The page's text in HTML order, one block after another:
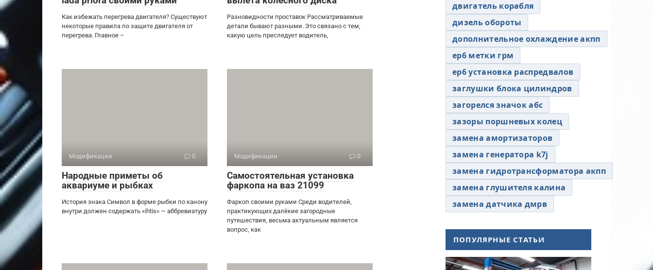
Как избежать перегрева двигателя? Существуют
некоторые правила по защите двигателя от
перегрева. Главное –
Разновидности проставок Рассматриваемые
детали бывают разными. Это связано с тем,
какую цель преследует водитель,
Модификации 0
Народные приметы об
аквариуме и рыбках
История знака Символ в форме рыбки по канону
внутри должен содержать «ihtis» — аббревиатуру
Модификации 0
Самостоятельная установка
фаркопа на ваз 21099
Фаркоп своими руками Среди водителей,
практикующих далёкие загородные
путешествия, весьма актуальным является
вопрос, как
двигатель корабля
дизель обороты
дополнительное охлаждение акпп
ер6 метки грм
ер6 установка распредвалов
заглушки блока цилиндров
загорелся значок абс
зазоры поршневых колец
замена амортизаторов
замена генератора k7j
замена гидротрансформатора акпп
замена глушителя калина
замена датчика дмрв
ПОПУЛЯРНЫЕ СТАТЬИ